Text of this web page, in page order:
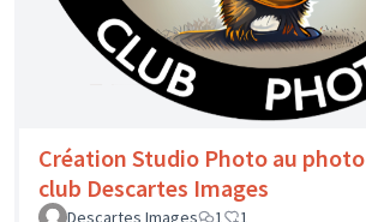
Création Studio Photo au photo
club Descartes Images
Descartes Images
1 1